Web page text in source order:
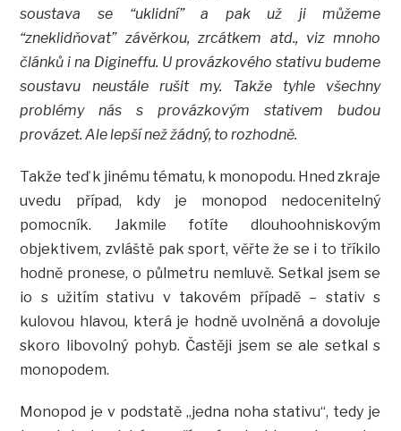
soustava se “uklidní” a pak už ji můžeme
“zneklidňovat” závěrkou, zrcátkem atd., viz mnoho
článků i na Digineffu. U provázkového stativu budeme
soustavu neustále rušit my. Takže tyhle všechny
problémy nás s provázkovým stativem budou
provázet. Ale lepší než žádný, to rozhodně.
Takže teď k jinému tématu, k monopodu. Hned zkraje
uvedu případ, kdy je monopod nedocenitelný
pomocník. Jakmile fotíte dlouhoohniskovým
objektivem, zvláště pak sport, věřte že se i to tříkilo
hodně pronese, o půlmetru nemluvě. Setkal jsem se
io s užitím stativu v takovém případě – stativ s
kulovou hlavou, která je hodně uvolněná a dovoluje
skoro libovolný pohyb. Častěji jsem se ale setkal s
monopodem.
Monopod je v podstatě „jedna noha stativu“, tedy je